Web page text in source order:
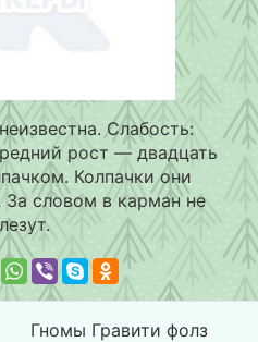
Слабость:
рост — двадцать
Колпачки они
За словом в карман не
Гномы Гравити фолз